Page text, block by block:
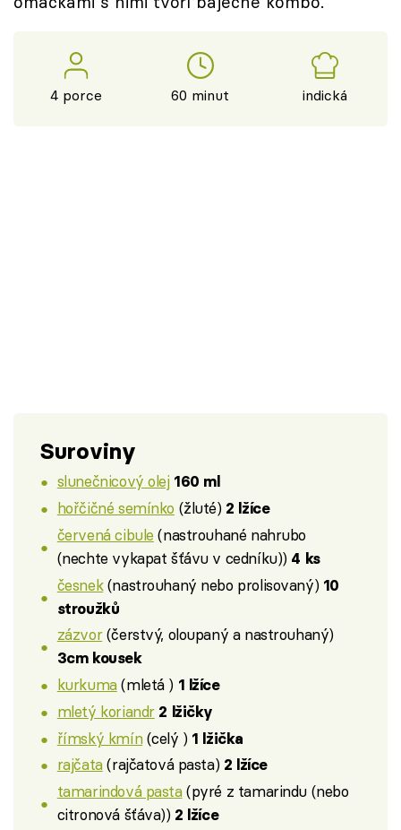
Sledujte nás
4 porce 60 minut indická
Suroviny
slunečnicový olej 160 ml
hořčičné semínko (žluté) 2 lžíce
červená cibule (nastrouhané nahrubo
(nechte vykapat šťávu v cedníku)) 4 ks
česnek(nastrouhaný nebo prolisovaný) 10
stroužků
zázvor(čerstvý, oloupaný a nastrouhaný)
3cm kousek
kurkuma(mletá ) 1 lžíce
mletý koriandr 2 lžičky
římský kmín(celý ) 1 lžička
rajčata(rajčatová pasta) 2 lžíce
tamarindová pasta(pyré z tamarindu (nebo
citronová šťáva)) 2 lžíce